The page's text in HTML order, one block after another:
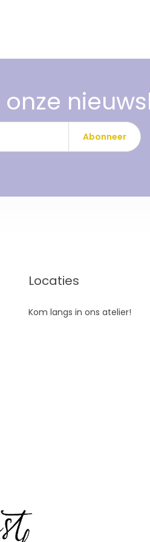
Abonneer
Locaties
Kom langs in ons atelier!